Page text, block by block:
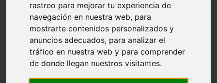
rastreo para mejorar tu experiencia de
navegación en nuestra web, para
mostrarte contenidos personalizados y
anuncios adecuados, para analizar el
tráfico en nuestra web y para comprender
de donde llegan nuestros visitantes.
Huesca - alquézar
Huesca - castejón-de-sos
Lleida - alt-àneu
Córdoba - almedinilla
Navarra - zangoza
Cantabria - arenas-de-iguña
Barcelona - la-pobla-de-lillet
Murcia - cartagena